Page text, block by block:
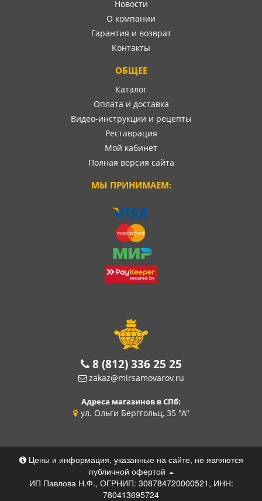
Новости
О компании
Гарантия и возврат
Контакты
ОБЩЕЕ
Каталог
Оплата и доставка
Видео-инструкции и рецепты
Реставрация
Мой кабинет
Полная версия сайта
МЫ ПРИНИМАЕМ:
8 (812) 336 25 25
zakaz@mirsamovarov.ru
Адреса магазинов в СПб:
ул. Ольги Берггольц, 35 "А"
Цены и информация, указанные на сайте, не являются
публичной офертой
ИП Павлова Н.Ф., ОГРНИП: 308784720000521, ИНН:
780413695724